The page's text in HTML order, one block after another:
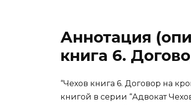
Аннотация
книга 6.
“Чехов книга 6. Договор на
книгой в серии “Адвокат